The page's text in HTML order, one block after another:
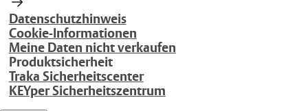
Datenschutzhinweis
Cookie-Informationen
Meine Daten nicht verkaufen
Produktsicherheit
Traka Sicherheitscenter
KEYper Sicherheitszentrum